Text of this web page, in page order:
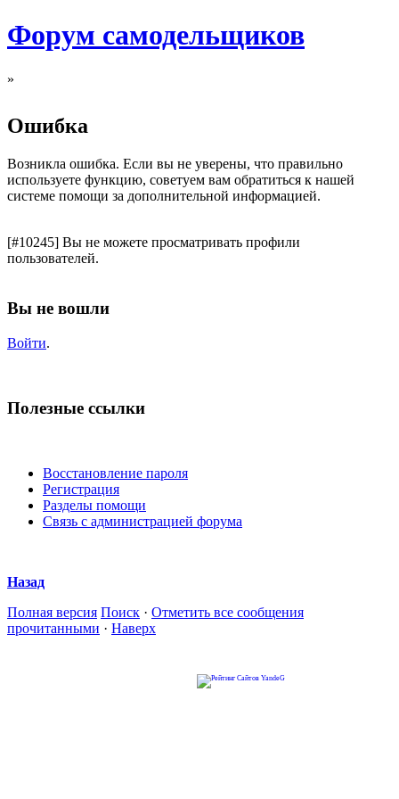
Форум самодельщиков
»
Ошибка
Возникла ошибка. Если вы не уверены, что правильно
используете функцию, советуем вам обратиться к нашей
системе помощи за дополнительной информацией.
[#10245] Вы не можете просматривать профили
пользователей.
Вы не вошли
Войти.
Полезные ссылки
Восстановление пароля
Регистрация
Разделы помощи
Связь с администрацией форума
Назад
Полная версия Поиск · Отметить все сообщения
прочитанными · Наверх